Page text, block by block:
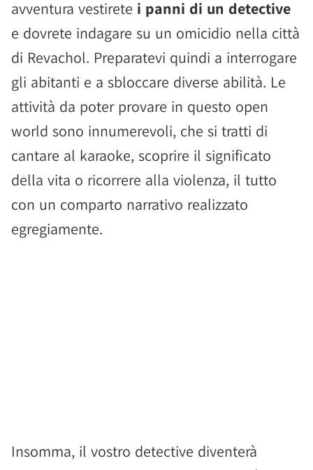
avventura vestirete i panni di un detective
e dovrete indagare su un omicidio nella città
di Revachol. Preparatevi quindi a interrogare
gli abitanti e a sbloccare diverse abilità. Le
attività da poter provare in questo open
world sono innumerevoli, che si tratti di
cantare al karaoke, scoprire il significato
della vita o ricorrere alla violenza, il tutto
con un comparto narrativo realizzato
egregiamente.
Insomma, il vostro detective diventerà